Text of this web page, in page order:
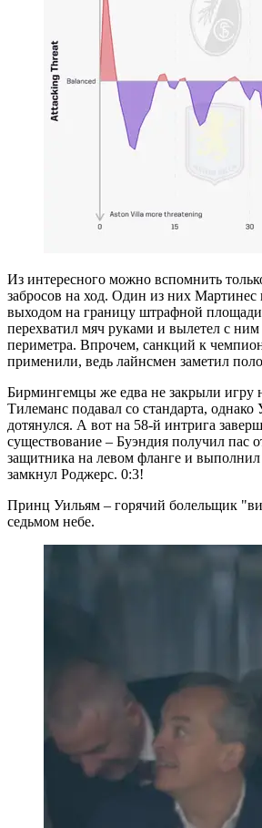
Из интересного можно вспомнить
забросов на ход. Один из них Мартинес
выходом на границу штрафной
перехватил мяч руками и вылетел с ним
периметра. Впрочем, санкций к
применили, ведь лайнсмен заметил
Бирмингемцы же едва не закрыли игру
Тилеманс подавал со стандарта, однако
дотянулся. А вот на 58-й интрига
существование – Буэндия получил пас
защитника на левом фланге и выполнил
замкнул Роджерс. 0:3!
Принц Уильям – горячий болельщик
седьмом небе.